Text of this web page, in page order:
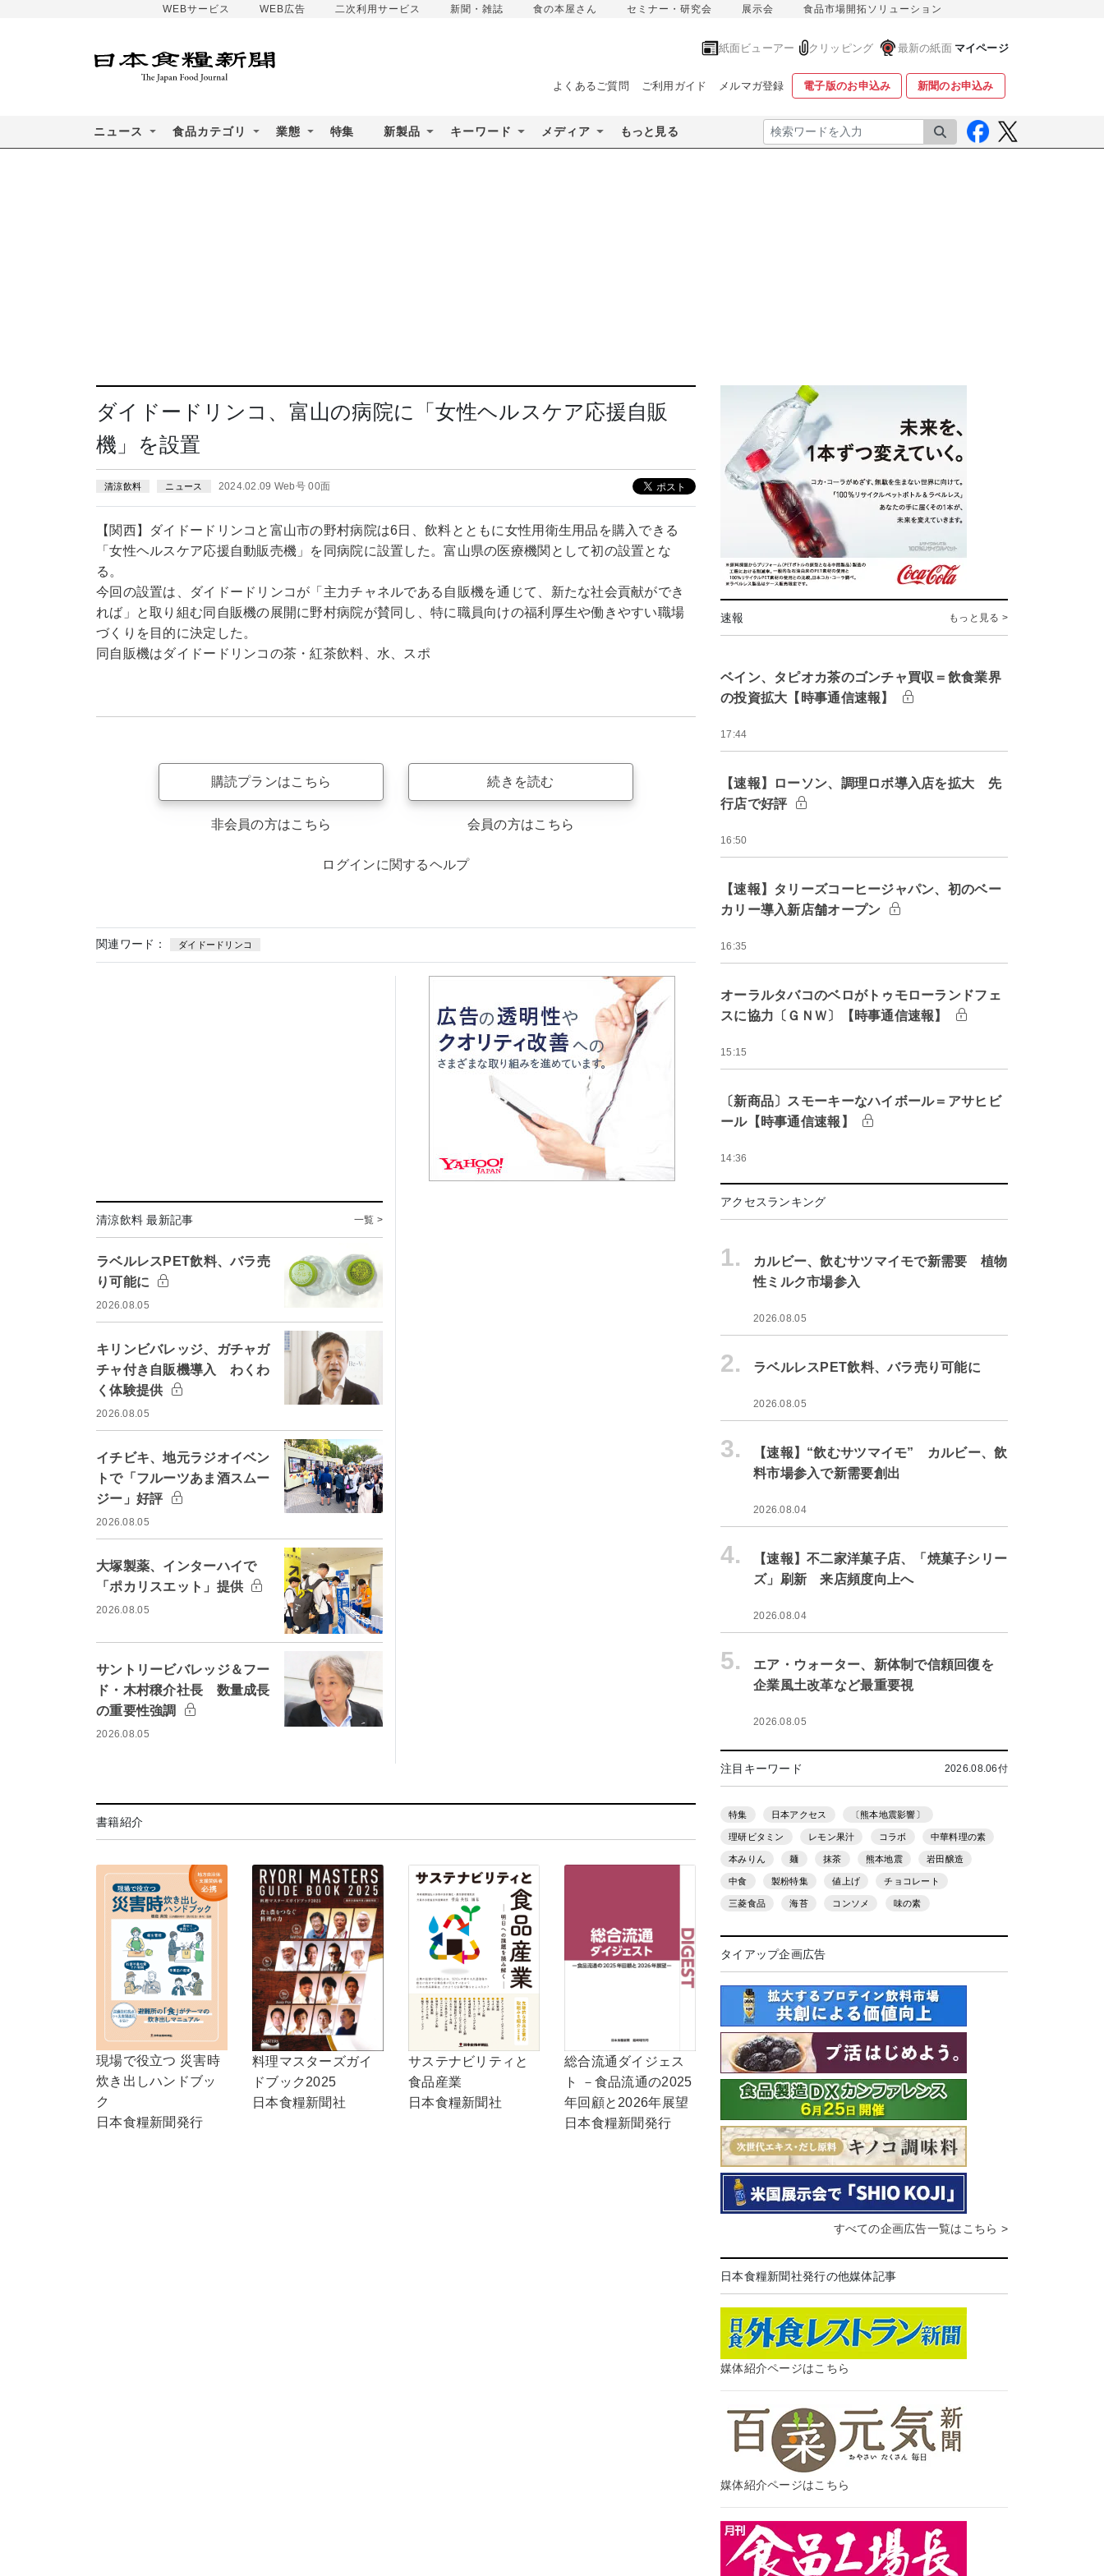
WEBサービス WEB広告 二次利用サービス 新聞・雑誌 食の本屋さん セミナー・研究会 展示会 食品市場開拓ソリューション
紙面ビューアー クリッピング 最新の紙面 マイページ
よくあるご質問 ご利用ガイド メルマガ登録 電子版のお申込み 新聞のお申込み
ニュース 食品カテゴリ 業態 特集 新製品 キーワード メディア もっと見る 検索
ダイドードリンコ、富山の病院に「女性ヘルスケア応援自販
機」を設置
清涼飲料 ニュース 2024.02.09 Web号 00面
【関西】ダイドードリンコと富山市の野村病院は6日、飲料とともに女性用衛生用品を購入できる
「女性ヘルスケア応援自動販売機」を同病院に設置した。富山県の医療機関として初の設置とな
る。
今回の設置は、ダイドードリンコが「主力チャネルである自販機を通じて、新たな社会貢献ができ
れば」と取り組む同自販機の展開に野村病院が賛同し、特に職員向けの福利厚生や働きやすい職場
づくりを目的に決定した。
同自販機はダイドードリンコの茶・紅茶飲料、水、スポ
購読プランはこちら
非会員の方はこちら
続きを読む
会員の方はこちら
ログインに関するヘルプ
関連ワード： ダイドードリンコ
清涼飲料 最新記事 一覧 >
ラベルレスPET飲料、バラ売
り可能に
2026.08.05
キリンビバレッジ、ガチャガ
チャ付き自販機導入 わくわ
く体験提供
2026.08.05
イチビキ、地元ラジオイベン
トで「フルーツあま酒スムー
ジー」好評
2026.08.05
大塚製薬、インターハイで
「ポカリスエット」提供
2026.08.05
サントリービバレッジ＆フー
ド・木村穣介社長 数量成長
の重要性強調
2026.08.05
書籍紹介
現場で役立つ 災害時
炊き出しハンドブッ
ク
日本食糧新聞発行
料理マスターズガイ
ドブック2025
日本食糧新聞社
サステナビリティと
食品産業
日本食糧新聞社
総合流通ダイジェス
ト －食品流通の2025
年回顧と2026年展望
日本食糧新聞発行
速報 もっと見る >
ベイン、タピオカ茶のゴンチャ買収＝飲食業界
の投資拡大【時事通信速報】
17:44
【速報】ローソン、調理ロボ導入店を拡大 先
行店で好評
16:50
【速報】タリーズコーヒージャパン、初のベー
カリー導入新店舗オープン
16:35
オーラルタバコのベロがトゥモローランドフェ
スに協力〔ＧＮＷ〕【時事通信速報】
15:15
〔新商品〕スモーキーなハイボール＝アサヒビ
ール【時事通信速報】
14:36
アクセスランキング
1.
カルビー、飲むサツマイモで新需要 植物
性ミルク市場参入
2026.08.05
2. ラベルレスPET飲料、バラ売り可能に
2026.08.05
3.
【速報】“飲むサツマイモ” カルビー、飲
料市場参入で新需要創出
2026.08.04
4.
【速報】不二家洋菓子店、「焼菓子シリー
ズ」刷新 来店頻度向上へ
2026.08.04
5.
エア・ウォーター、新体制で信頼回復を
企業風土改革など最重要視
2026.08.05
注目キーワード 2026.08.06付
特集 日本アクセス 〔熊本地震影響〕
理研ビタミン レモン果汁 コラボ 中華料理の素
本みりん 麺 抹茶 熊本地震 岩田醸造
中食 製粉特集 値上げ チョコレート
三菱食品 海苔 コンソメ 味の素
タイアップ企画広告
すべての企画広告一覧はこちら >
日本食糧新聞社発行の他媒体記事
媒体紹介ページはこちら
媒体紹介ページはこちら